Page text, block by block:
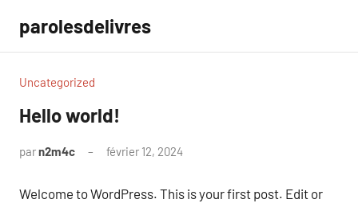
contenu
parolesdelivres
Uncategorized
Hello world!
parn2m4c février 12, 2024
Welcome to WordPress. This is your first post. Edit or